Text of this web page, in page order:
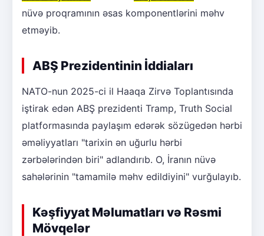
nüvə proqramının əsas komponentlərini məhv
etməyib.
ABŞ Prezidentinin İddiaları
NATO-nun 2025-ci il Haaqa Zirvə Toplantısında
iştirak edən ABŞ prezidenti Tramp, Truth Social
platformasında paylaşım edərək sözügedən hərbi
əməliyyatları "tarixin ən uğurlu hərbi
zərbələrindən biri" adlandırıb. O, İranın nüvə
sahələrinin "tamamilə məhv edildiyini" vurğulayıb.
Kəşfiyyat Məlumatları və Rəsmi
Mövqelər